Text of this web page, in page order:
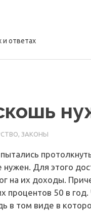
и ответах
ЗАКОНЫ
нужен. Для этого
на их доходы.
процентов 50 в
в том виде в